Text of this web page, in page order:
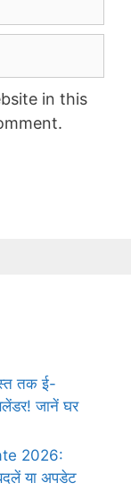
in this
तक ई-
जानें घर
2026:
या अपडेट